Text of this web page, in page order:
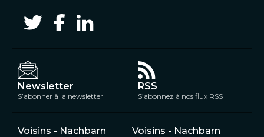
Newsletter
S’abonner à la newsletter
RSS
S’abonnez à nos flux RSS
Voisins - Nachbarn Voisins - Nachbarn